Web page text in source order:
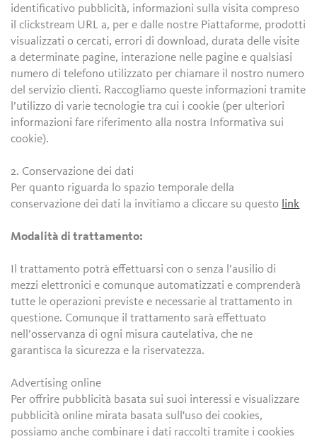
identificativo pubblicità, informazioni sulla visita compreso
il clickstream URL a, per e dalle nostre Piattaforme, prodotti
visualizzati o cercati, errori di download, durata delle visite
a determinate pagine, interazione nelle pagine e qualsiasi
numero di telefono utilizzato per chiamare il nostro numero
del servizio clienti. Raccogliamo queste informazioni tramite
l’utilizzo di varie tecnologie tra cui i cookie (per ulteriori
informazioni fare riferimento alla nostra Informativa sui
cookie).
2. Conservazione dei dati
Per quanto riguarda lo spazio temporale della
conservazione dei dati la invitiamo a cliccare su questo link
Modalità di trattamento:
Il trattamento potrà effettuarsi con o senza l’ausilio di
mezzi elettronici e comunque automatizzati e comprenderà
tutte le operazioni previste e necessarie al trattamento in
questione. Comunque il trattamento sarà effettuato
nell’osservanza di ogni misura cautelativa, che ne
garantisca la sicurezza e la riservatezza.
Advertising online
Per offrire pubblicità basata sui suoi interessi e visualizzare
pubblicità online mirata basata sull'uso dei cookies,
possiamo anche combinare i dati raccolti tramite i cookies